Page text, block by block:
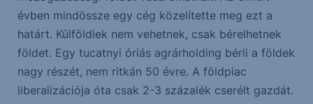
évben mindössze egy cég közelítette meg ezt a
határt. Külföldiek nem vehetnek, csak bérelhetnek
földet. Egy tucatnyi óriás agrárholding bérli a földek
nagy részét, nem ritkán 50 évre. A földpiac
liberalizációja óta csak 2-3 százalék cserélt gazdát.